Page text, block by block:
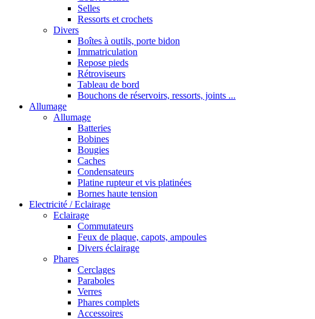
Selles
Ressorts et crochets
Divers
Boîtes à outils, porte bidon
Immatriculation
Repose pieds
Rétroviseurs
Tableau de bord
Bouchons de réservoirs, ressorts, joints ...
Allumage
Allumage
Batteries
Bobines
Bougies
Caches
Condensateurs
Platine rupteur et vis platinées
Bornes haute tension
Electricité / Eclairage
Eclairage
Commutateurs
Feux de plaque, capots, ampoules
Divers éclairage
Phares
Cerclages
Paraboles
Verres
Phares complets
Accessoires